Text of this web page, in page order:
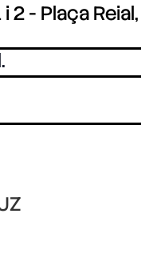
2 - Plaça Reial,